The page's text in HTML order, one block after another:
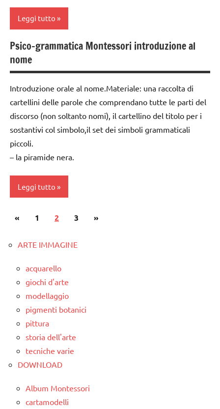
nomenclature
Montessori
psicogrammatica
Montessori
studio
parole
Montessori
ARGOMENTI
PER ETA'
ARTICOLI
DIDATTICA
LINGUAGGIO
materiale
didattico
nomenclature
Montessori
psicogrammatica
Montessori
TUTTI GLI
ARGOMENTI
PER ETA'
TUTTI GLI
Leggi tutto
analisi
grammaticale
Montessori
classe
1a
dai
6
anni
DOWNLOAD
DIDATTICA
LINGUAGGIO
didattico
nomenclature
Montessori
psicogrammatica
Montessori
PER ETA'
TUTTI GLI
ARTICOLI
Psico-grammatica Montessori introduzione al
nome
Introduzione orale al nome.Materiale: una raccolta di
cartellini delle parole che comprendano tutte le parti del
discorso (non soltanto nomi), il cartellino del titolo per i
sostantivi col simbolo,il set dei simboli grammaticali
piccoli.
– la piramide nera.
Leggi tutto
analisi
Montessori
1a
6
anni
GUIDA
DIDATTICA
LINGUAGGIO
MONTESSORI
Paginazione
articoli
«Articolo
1 2 3
Articolo
»
ARTE IMMAGINE
acquarello
giochi d'arte
modellaggio
pigmenti botanici
pittura
storia dell'arte
tecniche varie
DOWNLOAD
Album Montessori
cartamodelli